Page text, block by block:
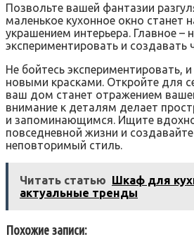
Позвольте вашей фантазии
маленькое кухонное окно станет
украшением интерьера. Главное –
экспериментировать и создавать
Не бойтесь экспериментировать,
новыми красками. Откройте для
ваш дом станет отражением
внимание к деталям делает
и запоминающимся. Ищите
повседневной жизни и
неповторимый стиль.
Читать статью Шкаф для
актуальные тренды
Похожие записи: